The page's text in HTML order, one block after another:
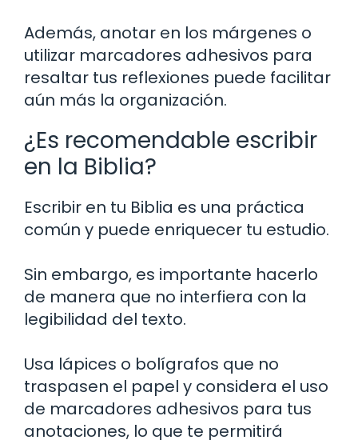
Además, anotar en los márgenes o
utilizar marcadores adhesivos para
resaltar tus reflexiones puede facilitar
aún más la organización.
¿Es recomendable escribir
en la Biblia?
Escribir en tu Biblia es una práctica
común y puede enriquecer tu estudio.
Sin embargo, es importante hacerlo
de manera que no interfiera con la
legibilidad del texto.
Usa lápices o bolígrafos que no
traspasen el papel y considera el uso
de marcadores adhesivos para tus
anotaciones, lo que te permitirá